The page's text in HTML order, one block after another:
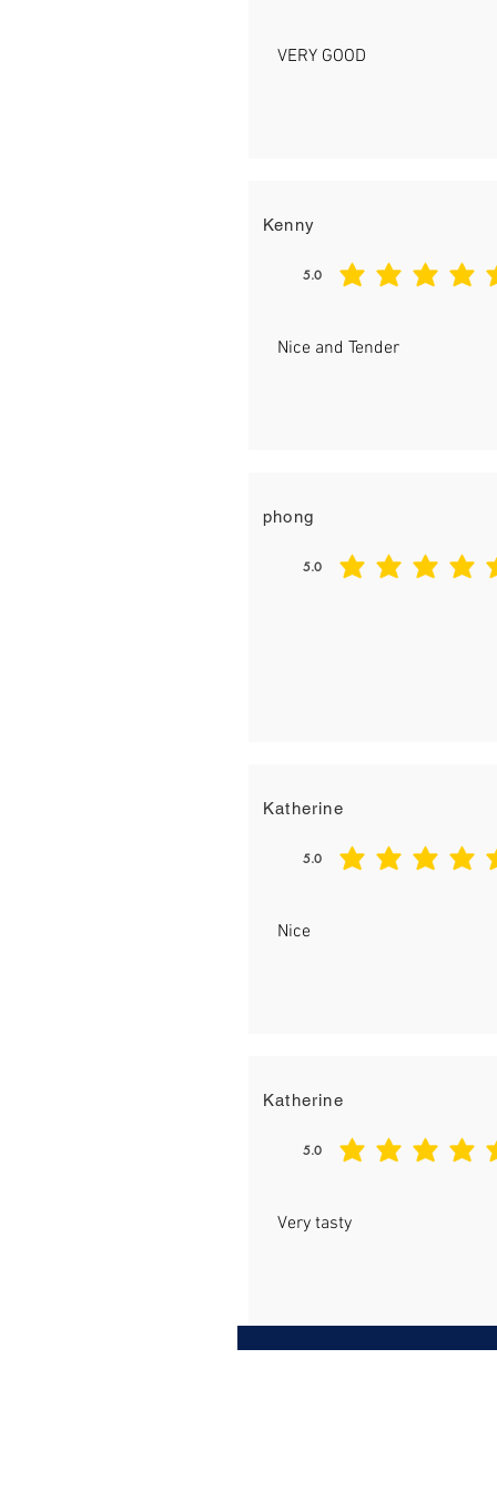
VERY GOOD
Kenny
5.0
平均評等為 5 ，滿分 5 分
Nice and Tender
phong
5.0
平均評等為 5 ，滿分 5 分
Katherine
5.0
平均評等為 5 ，滿分 5 分
Nice
Katherine
5.0
平均評等為 5 ，滿分 5 分
Very tasty